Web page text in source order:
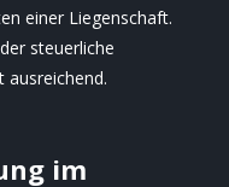
einer Liegenschaft.
steuerliche
ausreichend.
im